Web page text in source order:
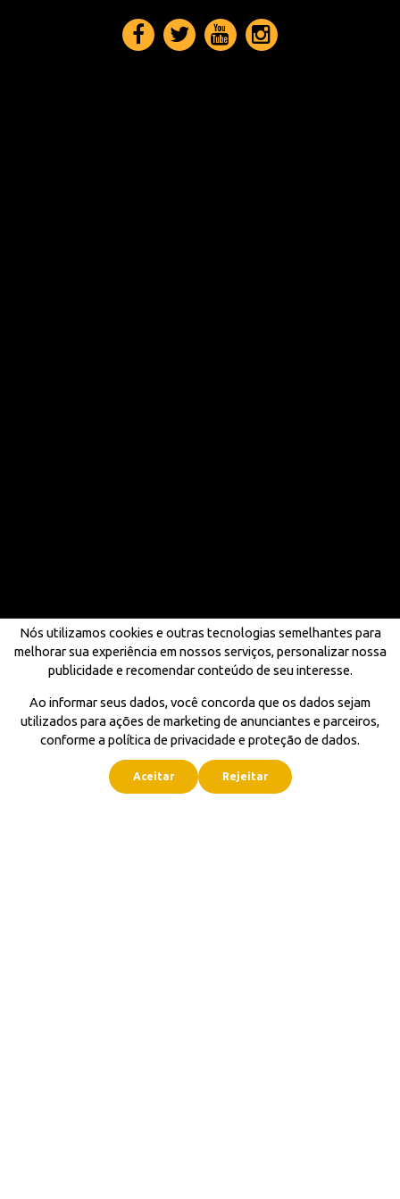
Nós utilizamos cookies e outras tecnologias semelhantes para
melhorar sua experiência em nossos serviços, personalizar nossa
publicidade e recomendar conteúdo de seu interesse.
Ao informar seus dados, você concorda que os dados sejam
utilizados para ações de marketing de anunciantes e parceiros,
conforme a política de privacidade e proteção de dados.
Aceitar Rejeitar